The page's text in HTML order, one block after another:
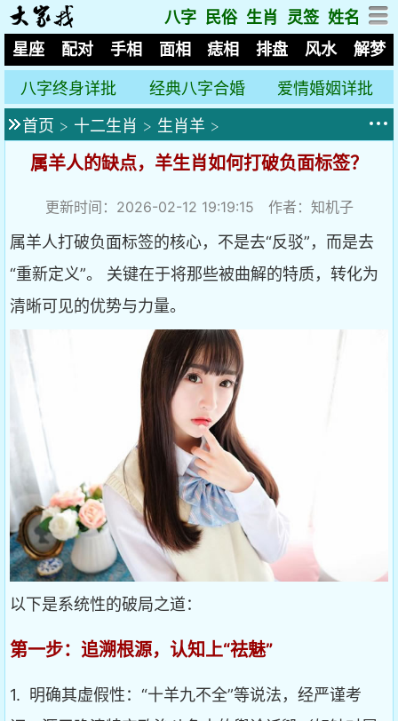
八字 民俗 生肖 灵签 姓名
星座
配对 手相 面相 痣相 排盘 风水 解梦
八字终身详批 经典八字合婚
爱情婚姻详批
首页 > 十二生肖 > 生肖羊 >
属羊人的缺点，羊生肖如何打破负面标签？
更新时间：2026-02-12 19:19:15 作者：知机子
属羊人打破负面标签的核心，不是去“反驳”，而是去
“重新定义”。 关键在于将那些被曲解的特质，转化为
清晰可见的优势与力量。
以下是系统性的破局之道：
第一步：追溯根源，认知上“祛魅”
1. 明确其虚假性：“十羊九不全”等说法，经严谨考